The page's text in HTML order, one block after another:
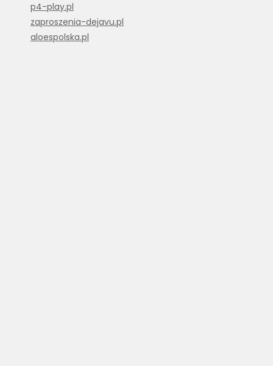
p4-play.pl
zaproszenia-dejavu.pl
aloespolska.pl